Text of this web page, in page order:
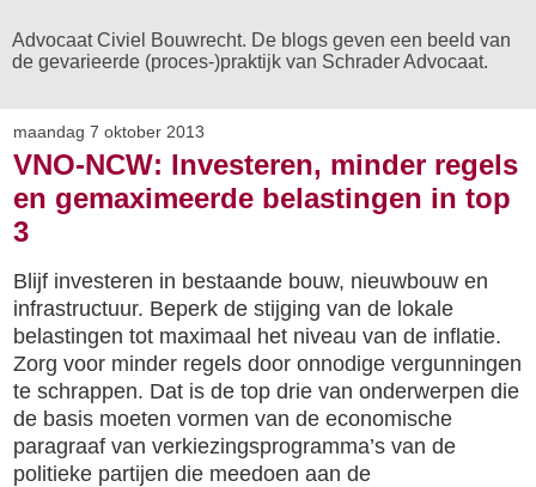
Advocaat Civiel Bouwrecht. De blogs geven een beeld van
de gevarieerde (proces-)praktijk van Schrader Advocaat.
maandag 7 oktober 2013
VNO-NCW: Investeren, minder regels
en gemaximeerde belastingen in top
3
Blijf investeren in bestaande bouw, nieuwbouw en
infrastructuur. Beperk de stijging van de lokale
belastingen tot maximaal het niveau van de inflatie.
Zorg voor minder regels door onnodige vergunningen
te schrappen. Dat is de top drie van onderwerpen die
de basis moeten vormen van de economische
paragraaf van verkiezingsprogramma’s van de
politieke partijen die meedoen aan de